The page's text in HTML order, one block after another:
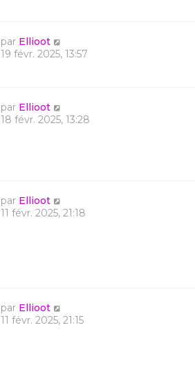
par Ellioot
19 févr. 2025, 13:57
par Ellioot
18 févr. 2025, 13:28
par Ellioot
11 févr. 2025, 21:18
par Ellioot
11 févr. 2025, 21:15